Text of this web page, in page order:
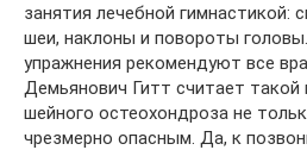
занятия лечебной гимнастикой:
шеи, наклоны и повороты
упражнения рекомендуют все
Демьянович Гитт считает такой
шейного остеохондроза не
чрезмерно опасным. Да, к